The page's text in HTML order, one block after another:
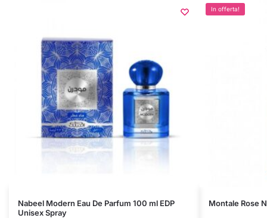
Nabeel Modern Eau De Parfum 100 ml EDP
Unisex Spray
In offerta!
Montale Rose